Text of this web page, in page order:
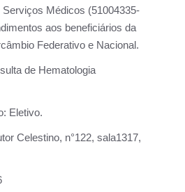
Serviços Médicos (51004335-
aos beneficiários da
Federativo e Nacional.
de Hematologia
Eletivo.
Celestino, n°122, sala1317,